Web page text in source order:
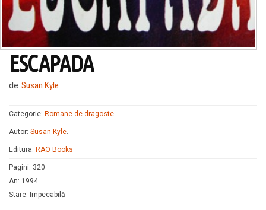
ESCAPADA
de Susan Kyle
Categorie: Romane de dragoste.
Autor: Susan Kyle.
Editura: RAO Books
Pagini: 320
An: 1994
Stare: Impecabilă